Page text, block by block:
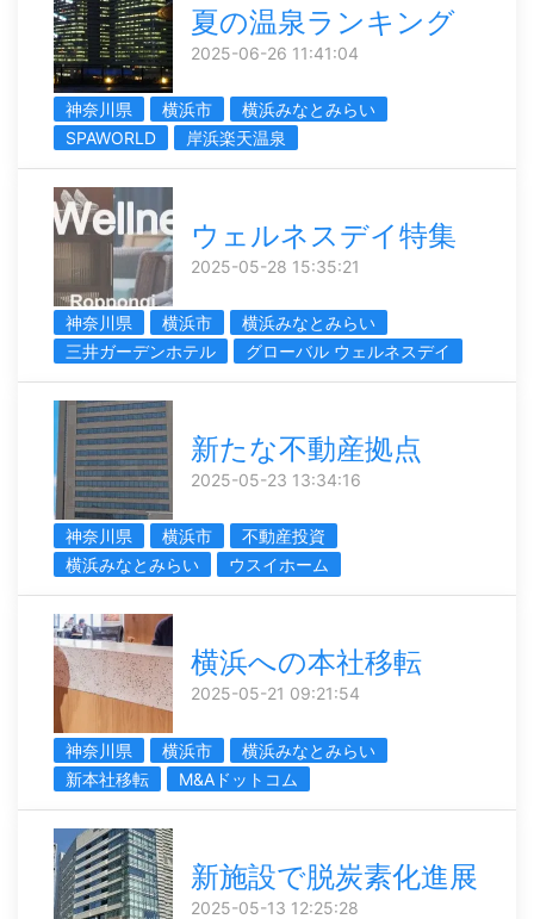
夏の温泉ランキング
2025-06-26 11:41:04
神奈川県 横浜市
横浜みなとみらい
SPAWORLD
岸浜楽天温泉
ウェルネスデイ特集
2025-05-28 15:35:21
神奈川県 横浜市
横浜みなとみらい
三井ガーデンホテル
グローバル ウェルネスデイ
新たな不動産拠点
2025-05-23 13:34:16
神奈川県 横浜市
不動産投資
横浜みなとみらい
ウスイホーム
横浜への本社移転
2025-05-21 09:21:54
神奈川県 横浜市
横浜みなとみらい
新本社移転
M&Aドットコム
新施設で脱炭素化進展
2025-05-13 12:25:28